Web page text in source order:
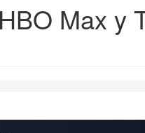
Max y